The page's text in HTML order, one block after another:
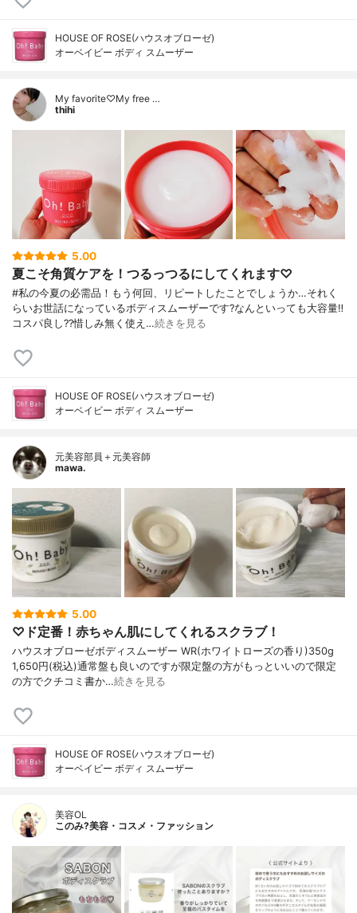
HOUSE OF ROSE(ハウスオブローゼ)
オーベイビー ボディ スムーザー
My favorite♡My free …
thihi
5.00
夏こそ角質ケアを！つるっつるにしてくれます♡
#私の今夏の必需品！もう何回、リピートしたことでしょうか…それく
らいお世話になっているボディスムーザーです?なんといっても大容量‼️
コスパ良し??惜しみ無く使え…続きを見る
HOUSE OF ROSE(ハウスオブローゼ)
オーベイビー ボディ スムーザー
元美容部員＋元美容師
mawa.
5.00
♡ド定番！赤ちゃん肌にしてくれるスクラブ！
ハウスオブローゼボディスムーザー WR(ホワイトローズの香り)350g
1,650円(税込)通常盤も良いのですが限定盤の方がもっといいので限定
の方でクチコミ書か…続きを見る
HOUSE OF ROSE(ハウスオブローゼ)
オーベイビー ボディ スムーザー
美容OL
このみ?美容・コスメ・ファッション